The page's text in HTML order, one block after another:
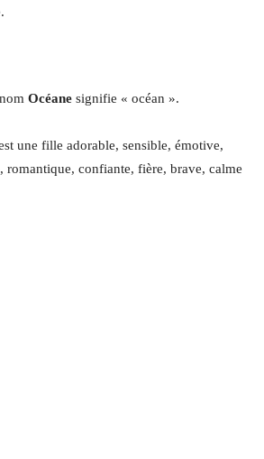
Océane signifie « océan ».
une fille adorable, sensible, émotive,
romantique, confiante, fière, brave, calme